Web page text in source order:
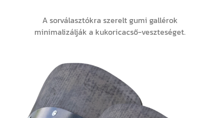
A sorválasztókra szerelt gumi gallérok
minimalizálják a kukoricacső-veszteséget.